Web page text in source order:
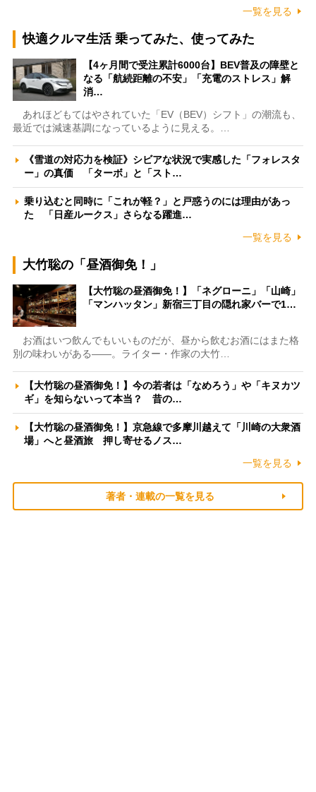
一覧を見る
快適クルマ生活 乗ってみた、使ってみた
【4ヶ月間で受注累計6000台】BEV普及の障壁と
なる「航続距離の不安」「充電のストレス」解
消…
あれほどもてはやされていた「EV（BEV）シフト」の潮流も、
最近では減速基調になっているように見える。…
《雪道の対応力を検証》シビアな状況で実感した「フォレスタ
ー」の真価 「ターボ」と「スト…
乗り込むと同時に「これが軽？」と戸惑うのには理由があっ
た 「日産ルークス」さらなる躍進…
一覧を見る
大竹聡の「昼酒御免！」
【大竹聡の昼酒御免！】「ネグローニ」「山崎」
「マンハッタン」新宿三丁目の隠れ家バーで1…
お酒はいつ飲んでもいいものだが、昼から飲むお酒にはまた格
別の味わいがある――。ライター・作家の大竹…
【大竹聡の昼酒御免！】今の若者は「なめろう」や「キヌカツ
ギ」を知らないって本当？ 昔の…
【大竹聡の昼酒御免！】京急線で多摩川越えて「川崎の大衆酒
場」へと昼酒旅 押し寄せるノス…
一覧を見る
著者・連載の一覧を見る